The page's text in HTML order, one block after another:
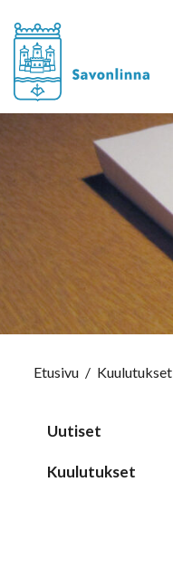
Etusivu / Kuulutukset
Uutiset
Kuulutukset